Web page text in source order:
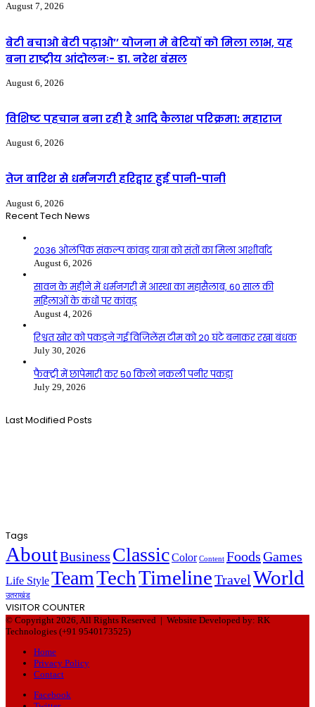
August 7, 2026
बेटी बचाओ बेटी पढ़ाओ’’ योजना मे बेटियों को मिला लाभ, यह
बना राष्ट्रीय आंदोलनः- डा. नरेश बंसल
August 6, 2026
विशिष्ट पहचान बना रही है आदि कैलाश परिक्रमा: महाराज
August 6, 2026
तेज बारिश से धर्मनगरी हरिद्वार हुई पानी-पानी
August 6, 2026
Recent Tech News
2036 ओलंपिक संकल्प कांवड़ यात्रा को संतों का मिला आशीर्वाद
August 6, 2026
सावन के महीने में धर्मनगरी में आस्था का महासैलाब, 60 साल की
महिलाओं के कंधों पर कांवड़
August 4, 2026
रिश्वत खोर को पकड़ने गई विजिलेंस टीम को 20 घंटे बनाकर रखा बंधक
July 30, 2026
फैक्ट्री में छापेमारी कर 50 किलो नकली पनीर पकड़ा
July 29, 2026
Last Modified Posts
Tags
AboutBusiness ClassicColor Content FoodsGames
Life StyleTeamTechTimelineTravel World
उतराखंड
VISITOR COUNTER
© Copyright 2026, All Rights Reserved | Website Developed by: RK
Technologies (+91 9540173525)
Home
Privacy Policy
Contact
Facebook